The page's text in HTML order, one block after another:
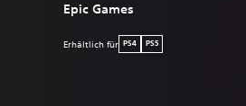
Epic Games
Erhältlich für PS4 PS5